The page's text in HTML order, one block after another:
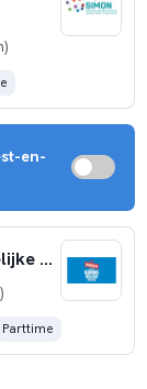
en-
Docent Motorvoertuigentechniek (tijdelijke aanstelling)
Parttime